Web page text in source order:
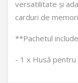
versatilitate și
carduri de
**Pachetul
- 1 x Husă pentru